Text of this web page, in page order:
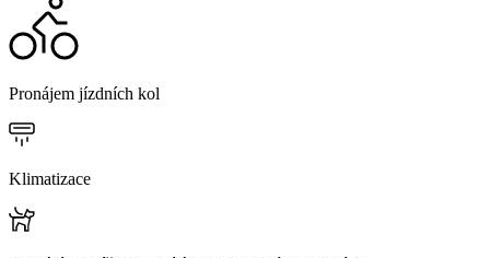
Pronájem jízdních kol
Klimatizace